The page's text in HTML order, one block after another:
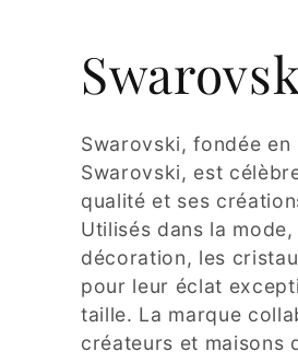
Swarovski, fondée
Swarovski, est
qualité et ses
Utilisés dans la
décoration, les
pour leur éclat
taille. La marque
créateurs et maisons